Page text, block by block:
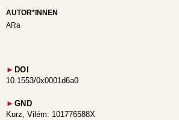
AUTOR*INNEN
ARa
► DOI
10.1553/0x0001d6a0
► GND
Kurz, Vilém: 101776588X